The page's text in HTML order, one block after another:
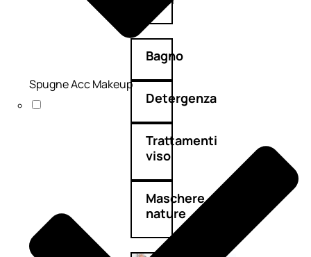
Bagno
Detergenza
Trattamenti
viso
Maschere
nature
Spugne Acc Makeup